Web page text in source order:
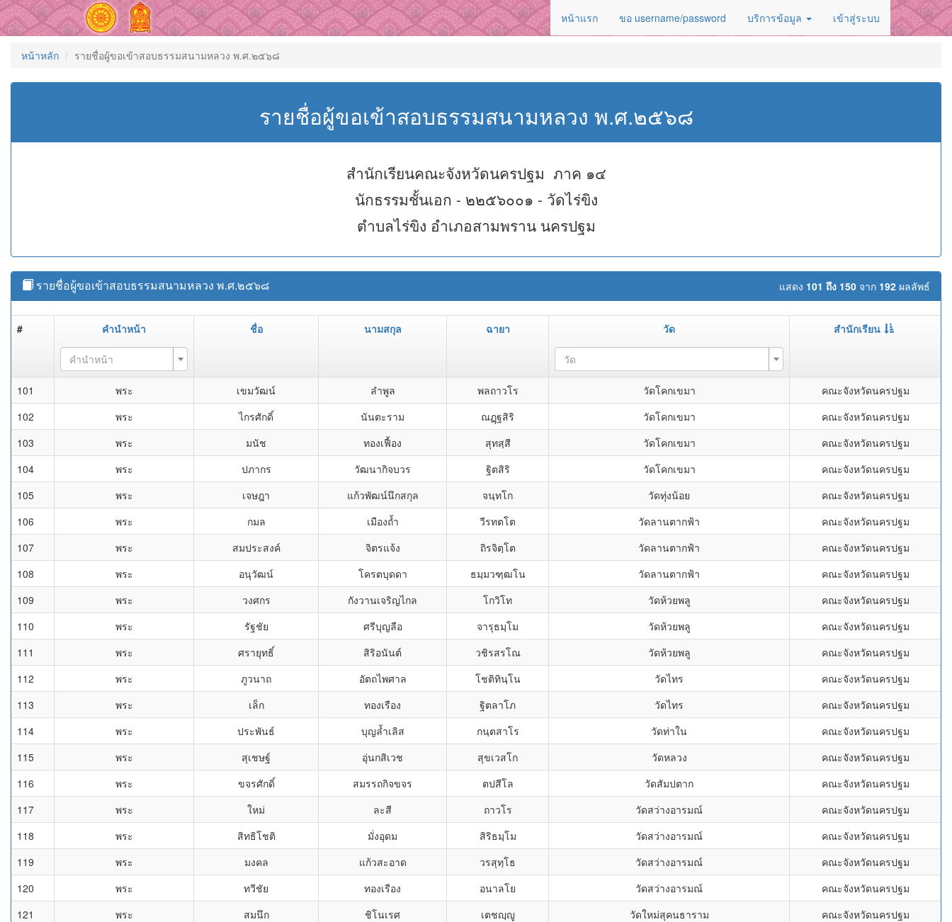
หน้าแรก ขอ username/password บริการข้อมูล เข้าสู่ระบบ
หน้าหลัก รายชื่อผู้ขอเข้าสอบธรรมสนามหลวง พ.ศ.๒๕๖๘
รายชื่อผู้ขอเข้าสอบธรรมสนามหลวง พ.ศ.๒๕๖๘
สำนักเรียนคณะจังหวัดนครปฐม ภาค ๑๔
นักธรรมชั้นเอก - ๒๒๕๖๐๐๑ - วัดไร่ขิง
ตำบลไร่ขิง อำเภอสามพราน นครปฐม
แสดง 101 ถึง 150 จาก 192 ผลลัพธ์
รายชื่อผู้ขอเข้าสอบธรรมสนามหลวง พ.ศ.๒๕๖๘
# คำนำหน้า ชื่อ นามสกุล ฉายา วัด สำนักเรียน
คำนำหน้า วัด
101 พระ เขมวัฒน์ ลำพูล พลถาวโร วัดโคกเขมา
คณะจังหวัดนครปฐม
102
พระ ไกรศักดิ์ นันตะราม ณฏฺฐสิริ วัดโคกเขมา
คณะจังหวัดนครปฐม
103
พระ มนัช ทองเฟื้อง สุทสฺสี วัดโคกเขมา
คณะจังหวัดนครปฐม
104
พระ ปภากร วัฒนากิจบวร ฐิตสิริ วัดโคกเขมา
คณะจังหวัดนครปฐม
105
พระ เจษฎา แก้วพัฒน์นึกสกุล จนฺทโก วัดทุ่งน้อย
คณะจังหวัดนครปฐม
106
พระ กมล เมืองถ้ำ วีรทตโต วัดลานตากฟ้า
คณะจังหวัดนครปฐม
107
พระ สมประสงค์ จิตรแจ้ง ถิรจิตฺโต วัดลานตากฟ้า
คณะจังหวัดนครปฐม
108
พระ อนุวัฒน์ โครตบุดดา ธมฺมวฑฺฒโน วัดลานตากฟ้า
คณะจังหวัดนครปฐม
109
พระ วงศกร กังวานเจริญไกล โกวิโท วัดห้วยพลู
คณะจังหวัดนครปฐม
110
พระ รัฐชัย ศรีบุญลือ จารุธมฺโม วัดห้วยพลู
คณะจังหวัดนครปฐม
111
พระ ศรายุทธิ์ สิริอนันต์ วชิรสรโณ วัดห้วยพลู
คณะจังหวัดนครปฐม
112
พระ ภูวนาถ อัตถไพศาล โชติทินฺโน วัดไทร
คณะจังหวัดนครปฐม
113
พระ เล็ก ทองเรือง ฐิตลาโภ วัดไทร
คณะจังหวัดนครปฐม
114
พระ ประพันธ์ บุญล้ำเลิส กนฺตสาโร วัดท่าใน
คณะจังหวัดนครปฐม
115
พระ สุเชษฐ์ อุ่นกสิเวช สุขเวสโก วัดหลวง
คณะจังหวัดนครปฐม
116
พระ ขจรศักดิ์ สมรรถกิจขจร ตปสีโล วัดสัมปตาก
คณะจังหวัดนครปฐม
117
พระ ใหม่ ละสี ถาวโร วัดสว่างอารมณ์
คณะจังหวัดนครปฐม
118
พระ สิทธิโชติ มั่งอุดม สิริธมฺโม วัดสว่างอารมณ์
คณะจังหวัดนครปฐม
119
พระ มงคล แก้วสะอาด วรสุทฺโธ วัดสว่างอารมณ์
คณะจังหวัดนครปฐม
120
พระ ทวีชัย ทองเรือง อนาลโย วัดสว่างอารมณ์
คณะจังหวัดนครปฐม
121
พระ สมนึก ชิโนเรศ เตชญฺญู วัดใหม่สุคนธาราม
คณะจังหวัดนครปฐม